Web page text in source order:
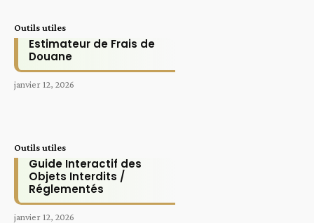
Outils utiles
Estimateur de Frais de
Douane
janvier 12, 2026
Outils utiles
Guide Interactif des
Objets Interdits /
Réglementés
janvier 12, 2026